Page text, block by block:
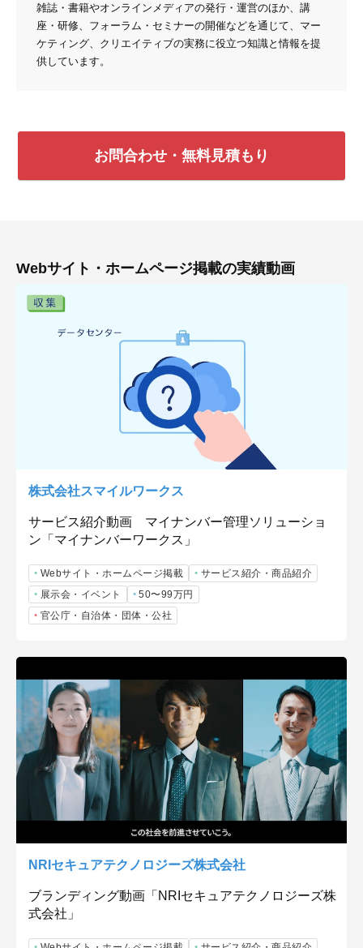
雑誌・書籍やオンラインメディアの発行・運営のほか、講
座・研修、フォーラム・セミナーの開催などを通じて、マー
ケティング、クリエイティブの実務に役立つ知識と情報を提
供しています。
お問合わせ・無料見積もり
Webサイト・ホームページ掲載の実績動画
株式会社スマイルワークス
サービス紹介動画 マイナンバー管理ソリューショ
ン「マイナンバーワークス」
Webサイト・ホームページ掲載
サービス紹介・商品紹介
展示会・イベント
50〜99万円
官公庁・自治体・団体・公社
NRIセキュアテクノロジーズ株式会社
ブランディング動画「NRIセキュアテクノロジーズ株
式会社」